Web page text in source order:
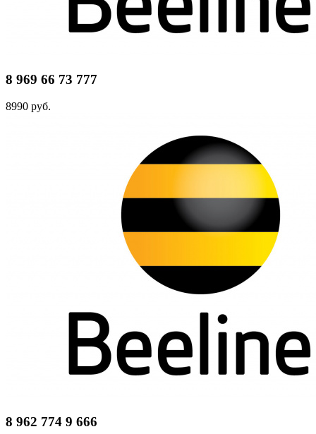
8 969 66 73 777
8990 руб.
8 962 774 9 666